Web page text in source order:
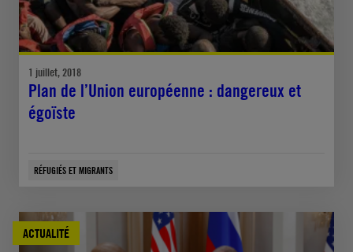
1 juillet, 2018
Plan de l’Union européenne : dangereux et
égoïste
RÉFUGIÉS ET MIGRANTS
ACTUALITÉ